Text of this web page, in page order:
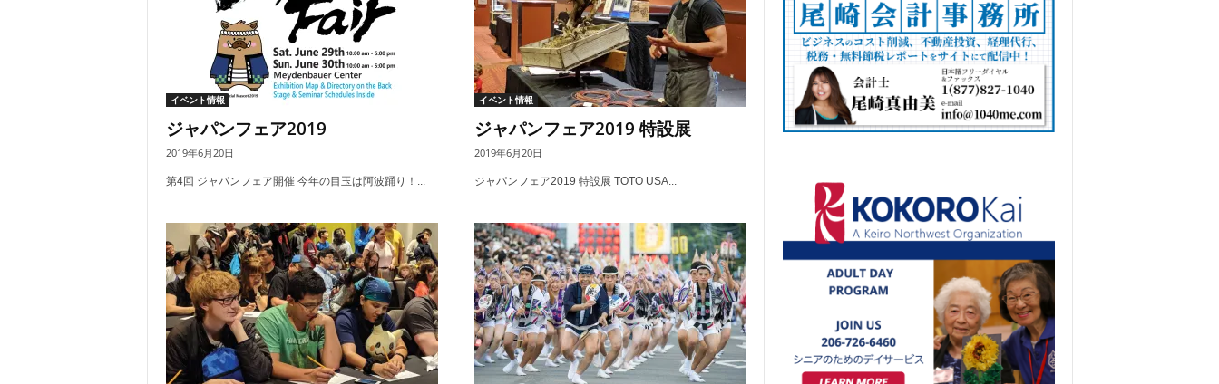
イベント情報
ジャパンフェア2019
2019年6月20日
第4回 ジャパンフェア開催 今年の目玉は阿波踊り！...
イベント情報
ジャパンフェア2019 特設展
2019年6月20日
ジャパンフェア2019 特設展 TOTO USA...